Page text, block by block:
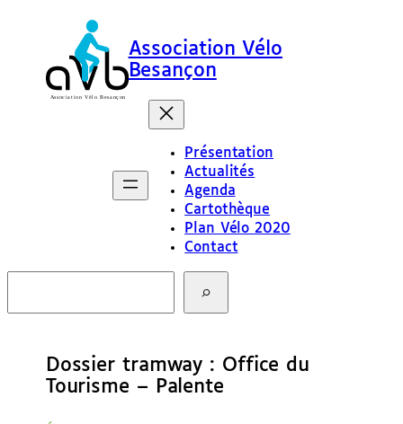
Association Vélo
Besançon
Présentation
Actualités
Agenda
Cartothèque
Plan Vélo 2020
Contact
c
Dossier tramway : Office du
Tourisme – Palente